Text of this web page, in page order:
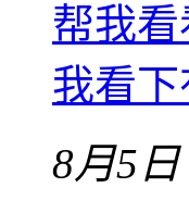
帮我
我看
8月5日